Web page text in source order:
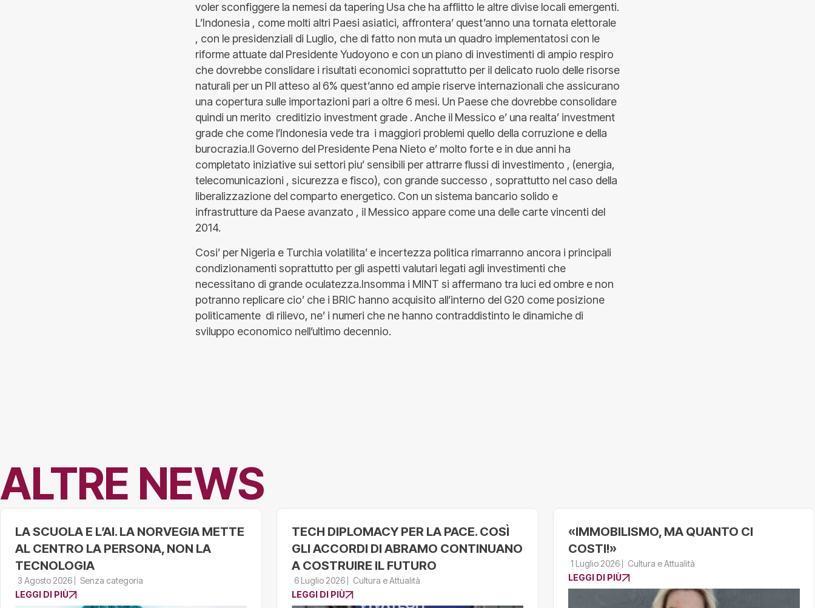
voler sconfiggere la nemesi da tapering Usa che ha afflitto le altre divise locali emergenti.
L’Indonesia , come molti altri Paesi asiatici, affrontera’ quest’anno una tornata elettorale
, con le presidenziali di Luglio, che di fatto non muta un quadro implementatosi con le
riforme attuate dal Presidente Yudoyono e con un piano di investimenti di ampio respiro
che dovrebbe conslidare i risultati economici soprattutto per il delicato ruolo delle risorse
naturali per un PIl atteso al 6% quest’anno ed ampie riserve internazionali che assicurano
una copertura sulle importazioni pari a oltre 6 mesi. Un Paese che dovrebbe consolidare
quindi un merito creditizio investment grade . Anche il Messico e’ una realta’ investment
grade che come l’Indonesia vede tra i maggiori problemi quello della corruzione e della
burocrazia.Il Governo del Presidente Pena Nieto e’ molto forte e in due anni ha
completato iniziative sui settori piu’ sensibili per attrarre flussi di investimento , (energia,
telecomunicazioni , sicurezza e fisco), con grande successo , soprattutto nel caso della
liberalizzazione del comparto energetico. Con un sistema bancario solido e
infrastrutture da Paese avanzato , il Messico appare come una delle carte vincenti del
2014.
Cosi’ per Nigeria e Turchia volatilita’ e incertezza politica rimarranno ancora i principali
condizionamenti soprattutto per gli aspetti valutari legati agli investimenti che
necessitano di grande oculatezza.Insomma i MINT si affermano tra luci ed ombre e non
potranno replicare cio’ che i BRIC hanno acquisito all’interno del G20 come posizione
politicamente di rilievo, ne’ i numeri che ne hanno contraddistinto le dinamiche di
sviluppo economico nell’ultimo decennio.
ALTRE NEWS
LA SCUOLA E L’AI. LA NORVEGIA METTE
AL CENTRO LA PERSONA, NON LA
TECNOLOGIA
3 Agosto 2026
Senza categoria
LEGGI DI PIÙ
TECH DIPLOMACY PER LA PACE. COSÌ
GLI ACCORDI DI ABRAMO CONTINUANO
A COSTRUIRE IL FUTURO
6 Luglio 2026
Cultura e Attualità
LEGGI DI PIÙ
«IMMOBILISMO, MA QUANTO CI
COSTI!»
1 Luglio 2026
Cultura e Attualità
LEGGI DI PIÙ